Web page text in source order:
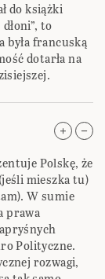
do książki
to
była francuską
dotarła na
Polskę, że
mieszka tu)
W sumie
prawa
Polityczne.
rozwagi,